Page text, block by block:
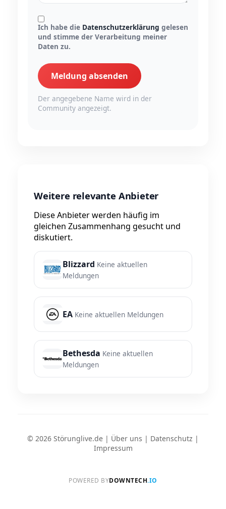
Ich habe die Datenschutzerklärung gelesen
und stimme der Verarbeitung meiner
Daten zu.
Meldung absenden
Der angegebene Name wird in der
Community angezeigt.
Weitere relevante Anbieter
Diese Anbieter werden häufig im
gleichen Zusammenhang gesucht und
diskutiert.
Blizzard Keine aktuellen
Meldungen
EA Keine aktuellen Meldungen
Bethesda Keine aktuellen
Meldungen
© 2026 Störunglive.de | Über uns | Datenschutz |
Impressum
POWERED BYDOWNTECH.IO